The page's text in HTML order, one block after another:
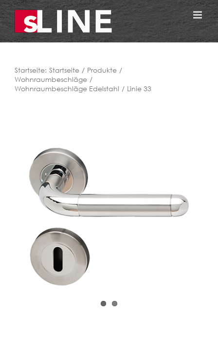
Zum
Inhalt
springen
Startseite: Startseite
Produkte
Wohnraumbeschläge
Wohnraumbeschläge Edelstahl
Linie 33